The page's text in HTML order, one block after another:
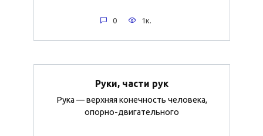
0 1к.
Руки, части рук
Рука — верхняя конечность человека,
опорно-двигательного